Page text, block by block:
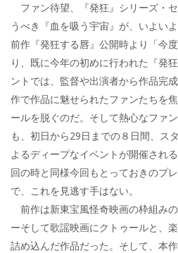
ファン待望、『発狂』シリーズ・
うべき『血を吸う宇宙』が、いよい
前作『発狂する唇』公開時より「今
り、既に今年の初めに行われた『発
ントでは、監督や出演者から作品完
作で作品に魅せられたファンたちを
ールを脱ぐのだ。そして熱心なファ
も、初日から29日までの８日間、ス
よるディープなイベントが開催され
回の時と同様今回もとっておきのプ
で、これを見逃す手はない。
前作は新東宝風怪奇映画の枠組み
ーそして歌謡映画にクトゥールと、
詰め込んだ作品だった。そして、本